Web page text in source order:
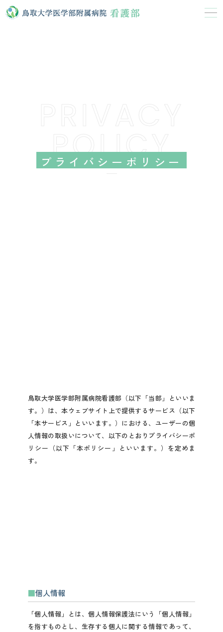
POLICY
プライバシーポリシー
鳥取大学医学部附属病院看護部（以下「当部」といいま
す。）は、本ウェブサイト上で提供するサービス（以下
「本サービス」といいます。）における、ユーザーの個
人情報の取扱いについて、以下のとおりプライバシーポ
リシー（以下「本ポリシー」といいます。）を定めま
す。
個人情報
「個人情報」とは、個人情報保護法にいう「個人情報」
を指すものとし、生存する個人に関する情報であって、